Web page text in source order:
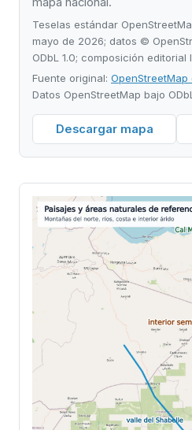
Teselas estándar
mayo de 2026; datos ©
ODbL 1.0; composición editorial
Fuente original:
Datos OpenStreetMap bajo
Descargar mapa